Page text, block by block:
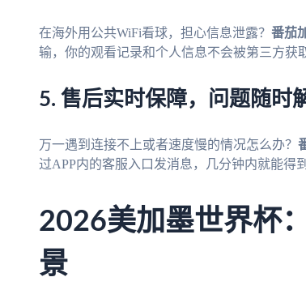
在海外用公共WiFi看球，担心信息泄露？ 番茄
输，你的观看记录和个人信息不会被第三方获
5. 售后实时保障，问题随时
万一遇到连接不上或者速度慢的情况怎么办？
过APP内的客服入口发消息，几分钟内就能得
2026美加墨世界杯
景